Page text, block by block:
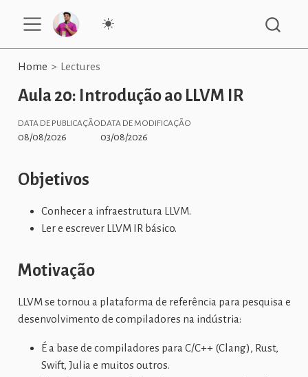
Home Lectures
Aula 20: Introdução ao LLVM IR
DATA DE PUBLICAÇÃO
08/08/2026
DATA DE MODIFICAÇÃO
03/08/2026
Objetivos
Conhecer a infraestrutura LLVM.
Ler e escrever LLVM IR básico.
Motivação
LLVM se tornou a plataforma de referência para pesquisa e
desenvolvimento de compiladores na indústria:
É a base de compiladores para C/C++ (Clang), Rust,
Swift, Julia e muitos outros.